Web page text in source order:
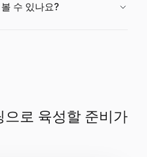
수 있나요?
으로 육성할 준비가